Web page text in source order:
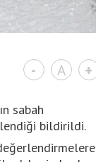
- A +
sabah
bildirildi.